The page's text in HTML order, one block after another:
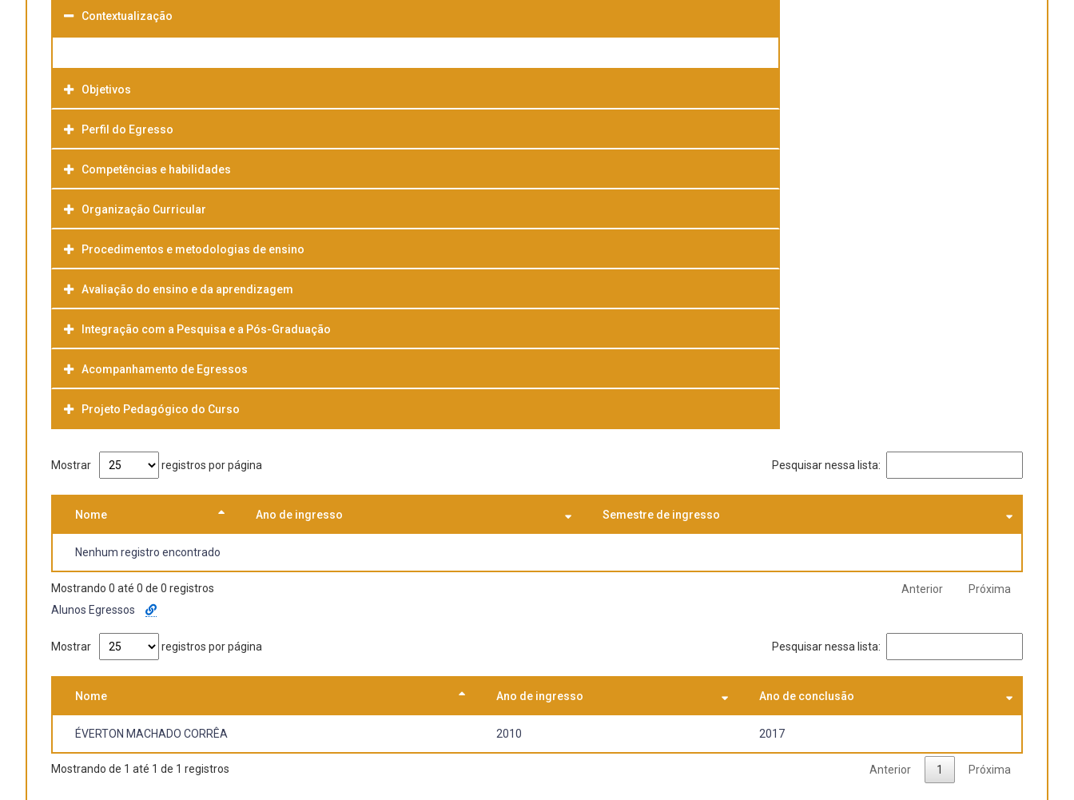
Contextualização
Objetivos
Perfil do Egresso
Competências e habilidades
Organização Curricular
Procedimentos e metodologias de ensino
Avaliação do ensino e da aprendizagem
Integração com a Pesquisa e a Pós-Graduação
Acompanhamento de Egressos
Projeto Pedagógico do Curso
Baixar
Mostrar registros por página Pesquisar nessa lista:
Nome Ano de ingresso Semestre de ingresso
Nenhum registro encontrado
Mostrando 0 até 0 de 0 registros Anterior
Próxima
Alunos Egressos
Mostrar registros por página Pesquisar nessa lista:
Nome Ano de ingresso Ano de conclusão
ÉVERTON MACHADO CORRÊA 2010 2017
Mostrando de 1 até 1 de 1 registros Anterior 1 Próxima